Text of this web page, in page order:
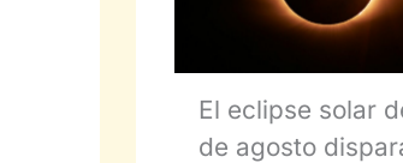
El eclipse solar
de agosto